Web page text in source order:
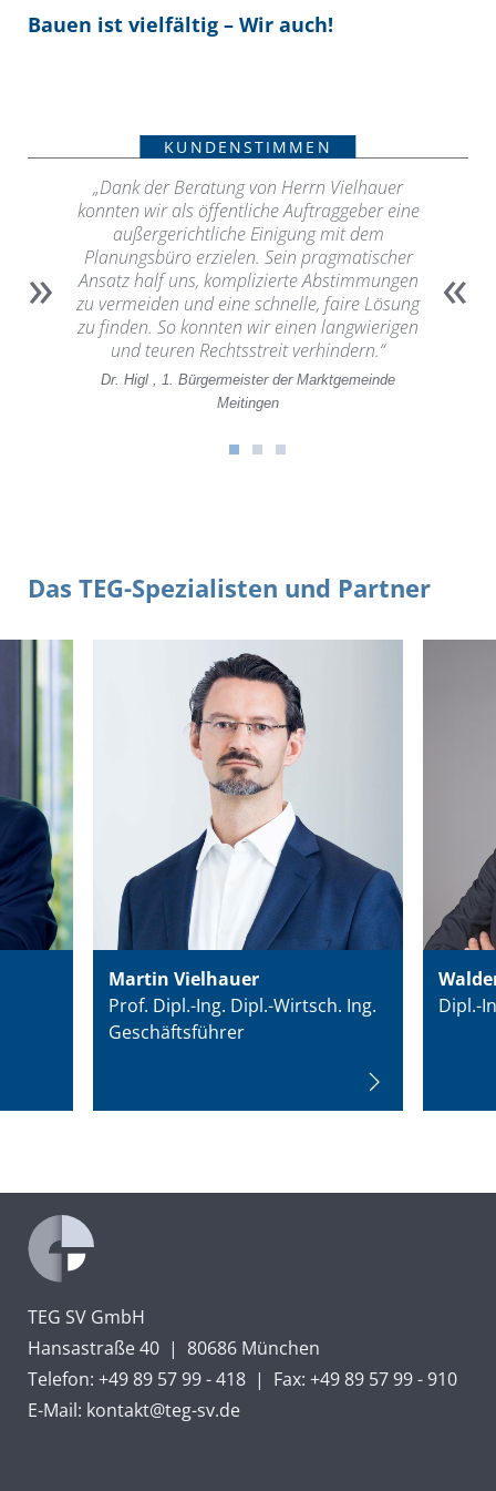
Bauen ist vielfältig – Wir auch!
KUNDENSTIMMEN
»
„Dank der Beratung von Herrn Vielhauer
konnten wir als öffentliche Auftraggeber eine
außergerichtliche Einigung mit dem
Planungsbüro erzielen. Sein pragmatischer
Ansatz half uns, komplizierte Abstimmungen
zu vermeiden und eine schnelle, faire Lösung
zu finden. So konnten wir einen langwierigen
und teuren Rechtsstreit verhindern.“
Dr. Higl , 1. Bürgermeister der Marktgemeinde
Meitingen
den
«
Das TEG-Spezialisten und Partner
Martin Vielhauer
Prof. Dipl.-Ing. Dipl.-Wirtsch. Ing.
Geschäftsführer
Dipl.-
TEG SV GmbH
Hansastraße 40 | 80686 München
Telefon: +49 89 57 99 - 418 | Fax: +49 89 57 99 - 910
E-Mail: kontakt@teg-sv.de